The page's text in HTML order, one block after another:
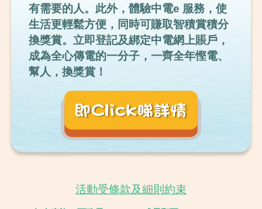
有需要的人。此外，體驗中電e 服務，使
生活更輕鬆方便，同時可賺取智積賞積分
換獎賞。立即登記及綁定中電網上賬戶，
成為全心傳電的一分子，一齊全年慳電、
幫人，換獎賞！
活動受條款及細則約束